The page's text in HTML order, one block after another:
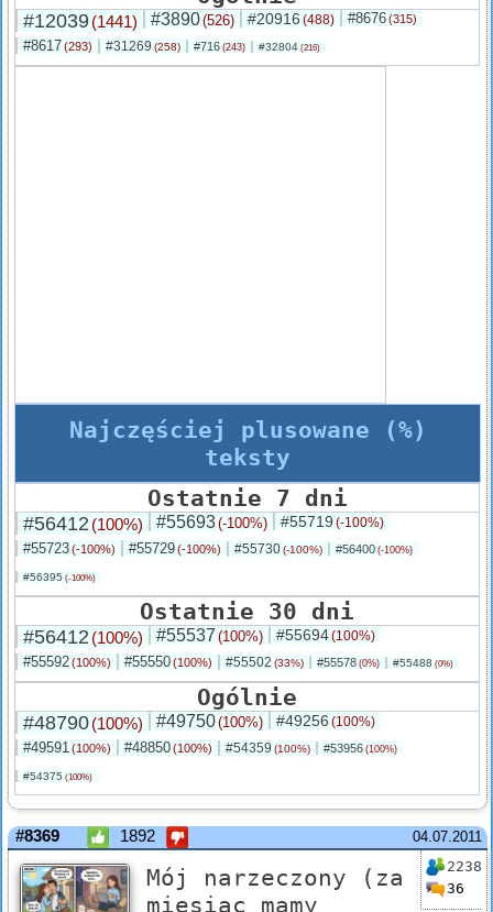
#12039(1441) #3890(526) #20916 (488) #8676(315)
#8617(293) #31269 (258) #716 (243) #32804 (216)
Najczęściej plusowane (%)
teksty
Ostatnie 7 dni
#56412 (100%) #55693(-100%) #55719 (-100%)
#55723(-100%) #55729(-100%) #55730(-100%) #56400 (-100%)
#56395 (-100%)
Ostatnie 30 dni
#56412 (100%) #55537 (100%) #55694(100%)
#55592(100%) #55550(100%) #55502 (33%) #55578 (0%) #55488 (0%)
Ogólnie
#48790(100%) #49750(100%) #49256 (100%)
#49591(100%) #48850(100%) #54359 (100%) #53956 (100%)
#54375 (100%)
04.07.2011
#8369 1892
2238
36
Mój narzeczony (za
miesiąc mamy